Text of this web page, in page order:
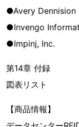
●Avery Dennision
●Invengo
●Impinj, Inc.
第14章 付録
図表リスト
【商品情報】